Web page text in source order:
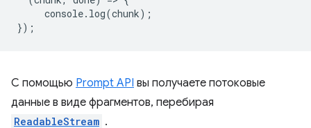
console. log(chunk);
});
С помощью Prompt API вы получаете потоковые
данные в виде фрагментов, перебирая
ReadableStream .